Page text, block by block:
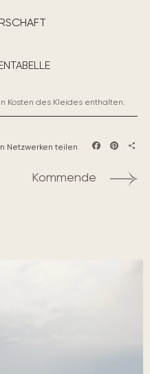
Kosten des Kleides enthalten.
Netzwerken teilen
Kommende